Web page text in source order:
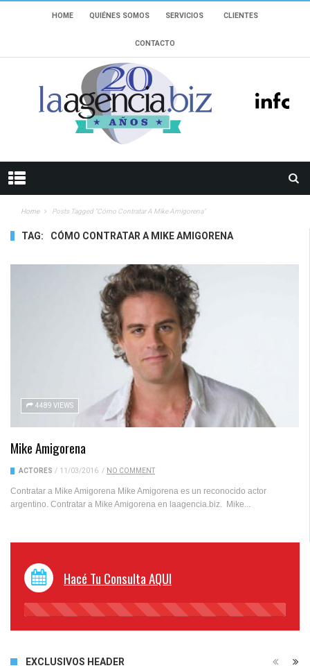
HOME QUIÉNES SOMOS SERVICIOS CLIENTES
CONTACTO
Home Posts Tagged "Cómo Contratar A Mike Amigorena"
TAG: CÓMO CONTRATAR A MIKE AMIGORENA
4489 VIEWS
Mike Amigorena
ACTORES / 11/03/2016 / NO COMMENT
Contratar a Mike Amigorena Mike Amigorena es un reconocido actor
argentino. Contratar a Mike Amigorena en laagencia.biz. Mike...
Hacé Tu Consulta AQUI
45%
EXCLUSIVOS HEADER